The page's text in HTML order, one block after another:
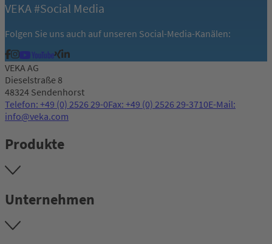
VEKA #Social Media
Folgen Sie uns auch auf unseren Social-Media-Kanälen:
VEKA AG
Dieselstraße 8
48324 Sendenhorst
Telefon: +49 (0) 2526 29-0Fax: +49 (0) 2526 29-3710E-Mail:
info@veka.com
Produkte
Unternehmen